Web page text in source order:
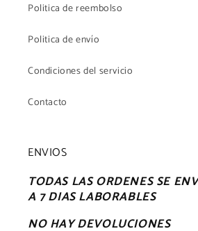
Politica de reembolso
Politica de envío
Condiciones del servicio
Contacto
ENVIOS
TODAS LAS ORDENES SE
A 7 DIAS LABORABLES
NO HAY DEVOLUCIONES